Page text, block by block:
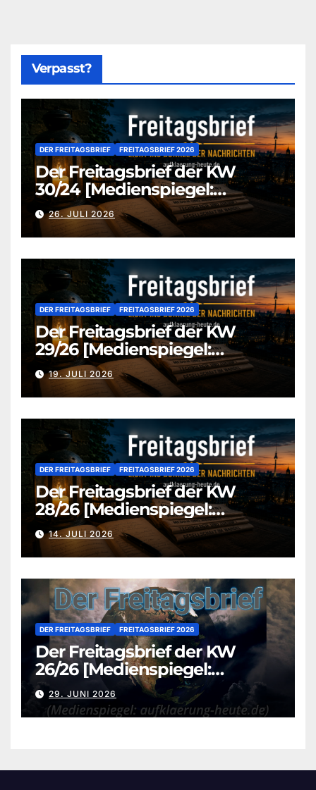
Verpasst?
DER FREITAGSBRIEF FREITAGSBRIEF 2026
Der Freitagsbrief der KW
30/24 [Medienspiegel:
aufklaerung-heute-de]
26. JULI 2026
DER FREITAGSBRIEF FREITAGSBRIEF 2026
Der Freitagsbrief der KW
29/26 [Medienspiegel:
aufklaerung-heute.de]
19. JULI 2026
DER FREITAGSBRIEF FREITAGSBRIEF 2026
Der Freitagsbrief der KW
28/26 [Medienspiegel:
aufklaerung-heute.de]
14. JULI 2026
DER FREITAGSBRIEF FREITAGSBRIEF 2026
Der Freitagsbrief der KW
26/26 [Medienspiegel:
aufklaerung-heute.de]
29. JUNI 2026